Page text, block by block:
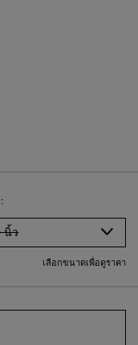
นาดของคุณ
นิ้ว
เลือกขนาดเพื่อดูราคา